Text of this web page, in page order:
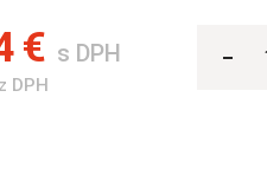
€ s DPH
DPH